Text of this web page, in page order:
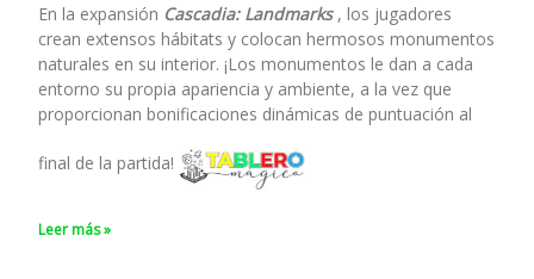
En la expansión Cascadia: Landmarks, los jugadores
crean extensos hábitats y colocan hermosos monumentos
naturales en su interior. ¡Los monumentos le dan a cada
entorno su propia apariencia y ambiente, a la vez que
proporcionan bonificaciones dinámicas de puntuación al
final de la partida!
Leer más »